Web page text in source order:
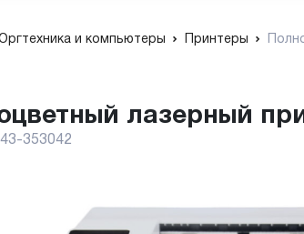
и компьютеры Принтеры
лазерный
353042